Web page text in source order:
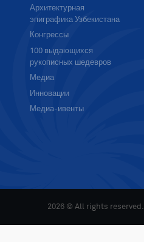
Архитектурная
эпиграфика Узбекистана
Конгрессы
100 выдающихся
рукописных шедевров
Медиа
Инновации
Медиа-ивенты
2026 © All rights